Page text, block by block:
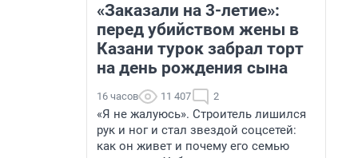
«Заказали на 3-летие»:
перед убийством жены в
Казани турок забрал торт
на день рождения сына
16 часов 11 407 2
«Я не жалуюсь». Строитель лишился
рук и ног и стал звездой соцсетей:
как он живет и почему его семью